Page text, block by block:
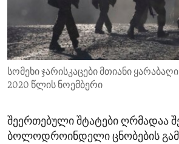
ENVIRONMENT AND HEALTH
IDEALS AND INSTITUTIONS
სომეხი ჯარისკაცები მთიანი
2020 წლის ნოემბერი
შეერთებული შტატები ღრმადაა
ბოლოდროინდელი ცნობების